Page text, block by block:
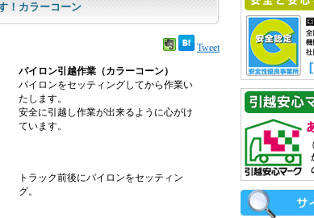
！カラーコーン
Tweet
パイロン引越作業（カラーコーン）
パイロンをセッティングしてから作業い
たします。
安全に引越し作業が出来るように心がけ
ています。
トラック前後にパイロンをセッティン
グ。